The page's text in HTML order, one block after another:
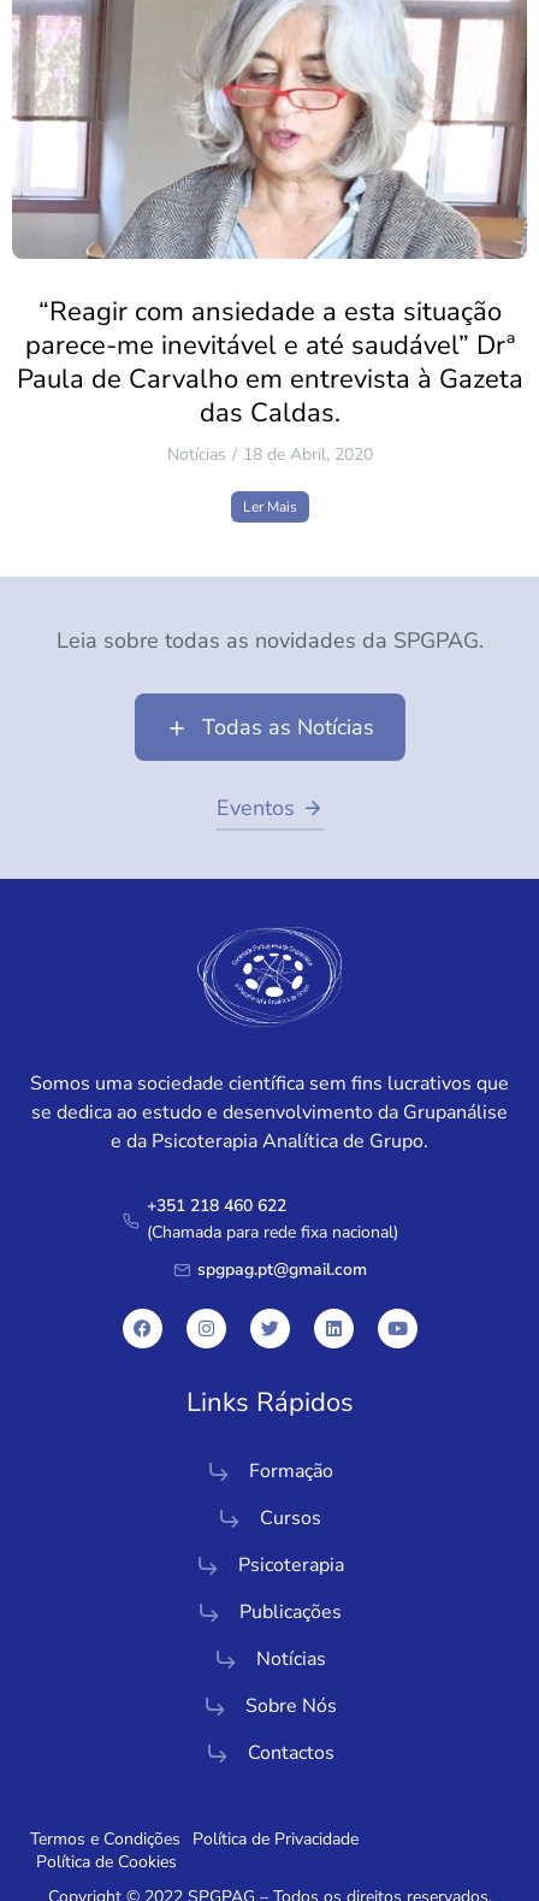
“Reagir com ansiedade a esta situação
parece-me inevitável e até saudável” Drª
Paula de Carvalho em entrevista à Gazeta
das Caldas.
Notícias 18 de Abril, 2020
Ler Mais
Leia sobre todas as novidades da SPGPAG.
Todas as Notícias
Eventos
Somos uma sociedade científica sem fins lucrativos que
se dedica ao estudo e desenvolvimento da Grupanálise
e da Psicoterapia Analítica de Grupo.
+351 218 460 622
(Chamada para rede fixa nacional)
spgpag.pt@gmail.com
Links Rápidos
Formação
Cursos
Psicoterapia
Publicações
Notícias
Sobre Nós
Contactos
Termos e Condições
Política de Privacidade
Política de Cookies